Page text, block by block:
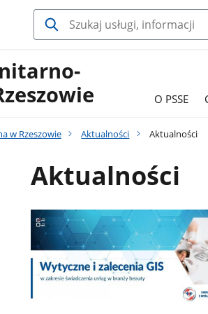
O PSSE
w Rzeszowie Aktualności Aktualności
Aktualności